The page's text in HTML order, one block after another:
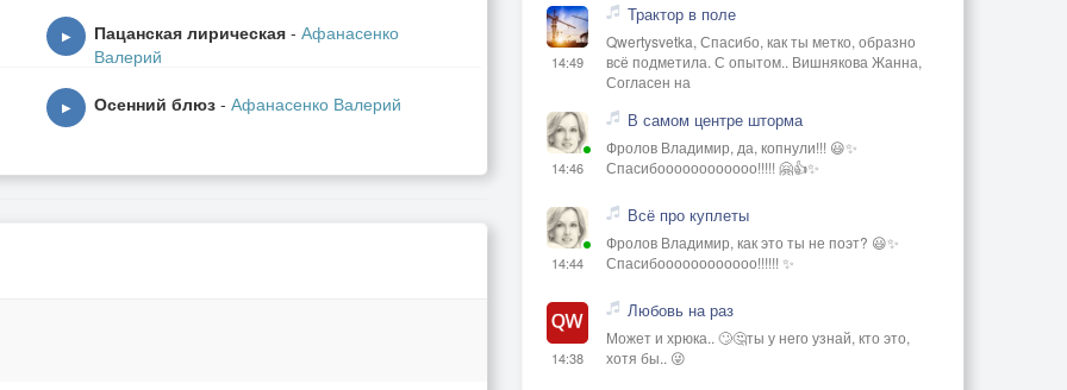
▶ Пацанская лирическая - Афанасенко
Валерий
▶ Осенний блюз - Афанасенко Валерий
14:49
Трактор в поле
Qwertysvetka, Спасибо, как ты метко, образно
всё подметила. С опытом.. Вишнякова Жанна,
Согласен на
14:46
В самом центре шторма
Фролов Владимир, да, копнули!!! 😃✨
Спасибоооооооооооо!!!!! 🤗👍✨
14:44
Всё про куплеты
Фролов Владимир, как это ты не поэт? 😃✨
Спасибоооооооооооо!!!!!! ✨
14:38
Любовь на раз
Может и хрюка.. 🙄🤔ты у него узнай, кто это,
хотя бы.. 😜